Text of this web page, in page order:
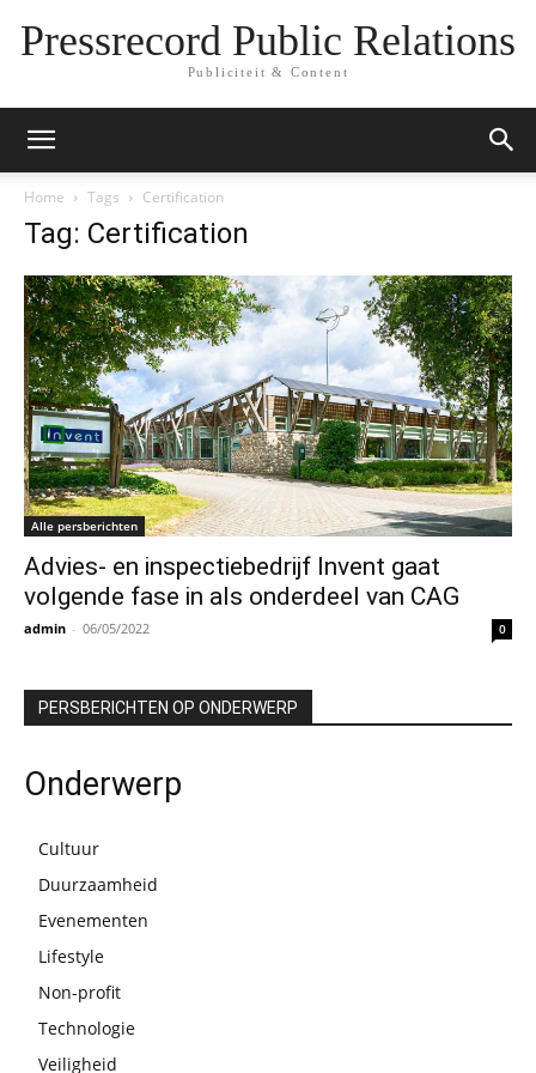
Pressrecord Public Relations
Publiciteit & Content
Home Tags Certification
Tag: Certification
Alle persberichten
Advies- en inspectiebedrijf Invent gaat
volgende fase in als onderdeel van CAG
admin - 06/05/2022 0
PERSBERICHTEN OP ONDERWERP
Onderwerp
Cultuur
Duurzaamheid
Evenementen
Lifestyle
Non-profit
Technologie
Veiligheid